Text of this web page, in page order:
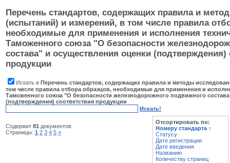
Перечень стандартов, содержащих правила и
(испытаний) и измерений, в том числе правила
необходимые для применения и исполнения
Таможенного союза "О безопасности
состава" и осуществления оценки (подтверждения)
продукции
Искать в Перечень стандартов, содержащих правила и методы
том числе правила отбора образцов, необходимые для применения и
Таможенного союза "О безопасности железнодорожного подвижного
(подтверждения) соответствия продукции
Искать!
Содержит 81 документов
Страницы: 1 2 3 4 5 »
Отсортировать по:
Номеру стандарта ↑
Статусу
Дате регистрации
Дате введения
Названию
Количеству страниц